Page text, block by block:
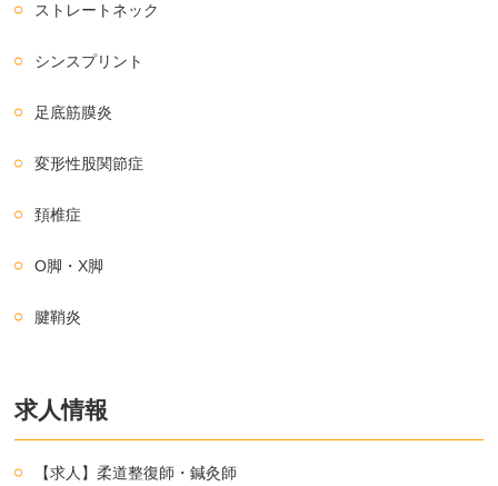
ストレートネック
シンスプリント
足底筋膜炎
変形性股関節症
頚椎症
O脚・X脚
腱鞘炎
求人情報
【求人】柔道整復師・鍼灸師